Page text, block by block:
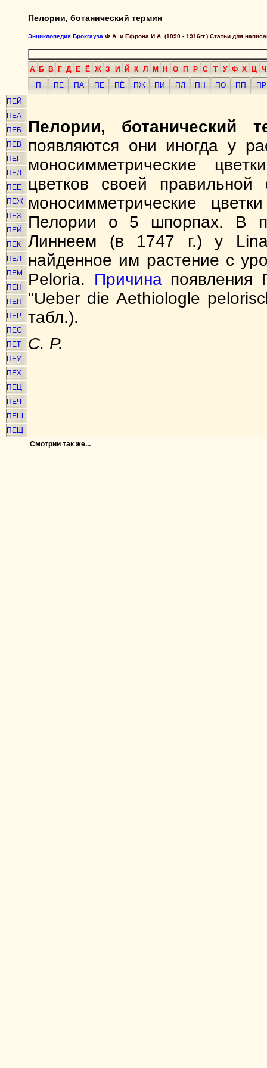
Пелории, ботанический термин
Энциклопедия Брокгауза Ф.А. и Ефрона И.А. (1890 - 1916гг.) Статьи для
А Б В Г Д Е Ё Ж З И Й К Л М Н О П Р С Т У Ф Х Ц Ч
П
ПЕ ПА ПЕ ПЁ ПЖ ПИ ПЛ ПН ПО ПП
ПР
ПЕЙ
ПЕА
ПЕБ
ПЕВ
ПЕГ
ПЕД
ПЕЕ
ПЕЖ
ПЕЗ
ПЕЙ
ПЕК
ПЕЛ
ПЕМ
ПЕН
ПЕП
ПЕР
ПЕС
ПЕТ
ПЕУ
ПЕХ
ПЕЦ
ПЕЧ
ПЕШ
ПЕЩ
Пелории, ботанический
появляются они иногда у
моносимметрические
цветков своей
моносимметрические
Пелории о 5 шпорпах. В
Линнеем (в 1747 г.) у
найденное им растение с
Peloria. Причинапоявления
"Ueber die Aethiologle
табл.).
С. Р.
Смотрии так же...